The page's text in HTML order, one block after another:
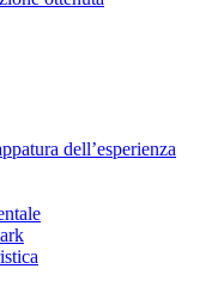
dell’esperienza